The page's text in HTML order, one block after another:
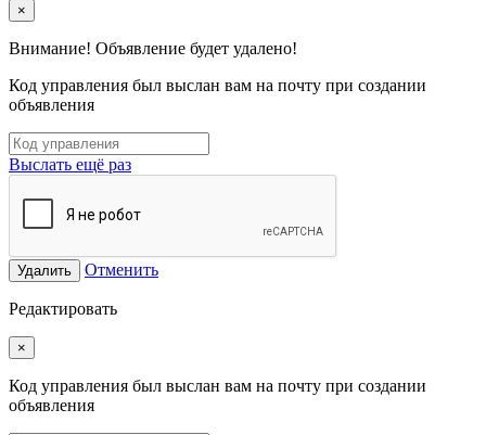
×
Внимание! Объявление будет удалено!
Код управления был выслан вам на почту при создании
объявления
Выслать ещё раз
Удалить Отменить
Редактировать
×
Код управления был выслан вам на почту при создании
объявления